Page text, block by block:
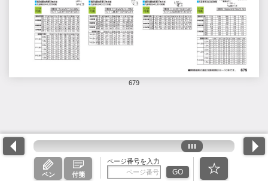
679
ペン 付箋
ページ番号を入力
GO